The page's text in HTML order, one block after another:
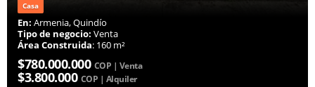
Casa
En: Armenia, Quindío
Tipo de negocio: Venta
Área Construida: 160 m²
$780.000.000 COP | Venta
$3.800.000 COP | Alquiler